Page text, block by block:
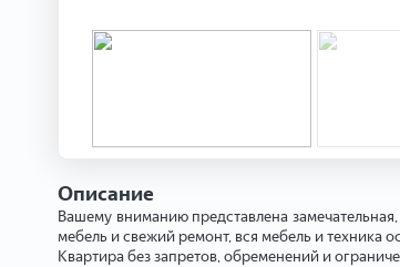
Описание
Вашему вниманию представлена
мебель и свежий ремонт, вся мебель и техника
Квартира без запретов, обременений и